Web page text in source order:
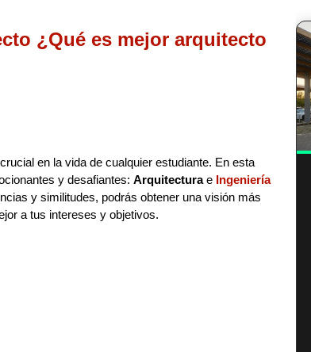
¿Qué es mejor arquitecto
en la vida de cualquier estudiante. En esta
y desafiantes: Arquitecturae Ingeniería
y similitudes, podrás obtener una visión más
a tus intereses y objetivos.